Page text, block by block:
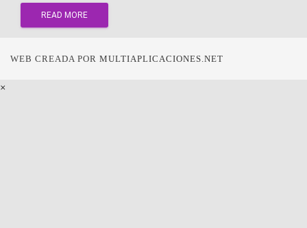
READ MORE
WEB CREADA POR MULTIAPLICACIONES.NET
×